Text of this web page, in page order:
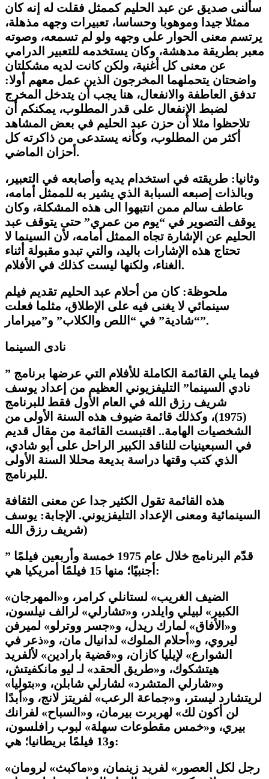
سألنى صديق عن عبد الحليم كممثل فقلت له إنه كان
ممثلا جيدا وموهوبا وحساسا، تعبيرات وجهه مذهلة،
يرتسم معنى الحوار على وجهه ولو لم تسمعه، وصوته
معبر بطريقة مدهشة، وكان يستخدمه للتعبير الدرامي
عن معنى كل أغنية، ولكن كانت لديه مشكلتان
واضحتان يتحملهما المخرجون الذين عمل معهم أولا:
تدفق العاطفة والانفعال، هنا يجب أن يتدخل المخرج
لضبط الإنفعال على قدر المطلوب، يمكنكم أن
تلاحظوا مثلا أن حزن عبد الحليم في بعض المشاهد
أكثر من المطلوب، وكأنه يستدعى من ذاكرته كل
أحزان الماضي.
وثانيا: طريقته في استخدام يديه وأصابعه في التعبير،
وبالذات إصبعه السبابة الذي يشير به للممثل أمامه،
عاطف سالم ممن انتبهوا الى هذه المشكلة، وكان
يوقف التصوير في “يوم من عمري” حتى يتوقف عبد
الحليم عن الإشارة تجاه الممثل أمامه، لأن السينما لا
تحتاج هذه الإشارات باليد، والتي تبدو مقبولة أثناء
الغناء، ولكنها ليست كذلك في الأفلام.
ملحوظة: كان من أحلام عبد الحليم تقديم فيلم
سينمائي لا يغنى فيه على الإطلاق، مثلما فعلت
“شادية” في “اللص والكلاب” و”ميرامار”.
نادى السينما
فيما يلي القائمة الكاملة للأفلام التي عرضها برنامج ”
نادي السينما” التليفزيوني العظيم من إعداد يوسف
شريف رزق الله في العام الأول فقط للبرنامج
(1975)، وكذلك قائمة ضيوف هذه السنة الأولى من
الشخصيات الهامة.. اقتبست القائمة من مقال قديم
في السبعينيات للناقد الكبير الراحل على أبو شادي،
الذي كتب وقتها دراسة بديعة محللا السنة الأولى
للبرنامج.
هذه القائمة تقول الكثير جدا عن معنى الثقافة
السينمائية ومعنى الإعداد التليفزيوني. الإجابة: يوسف
شريف رزق الله)
” قدّم البرنامج خلال عام 1975 خمسة وأربعين فيلمًا
أجنبيًا؛ منها 15 فيلمًا أمريكيا هي:
«الضيف الغريب» لستانلي كرامر، و«المهرجان
الكبير» لبيلي وايلدر، و«تشارلي» لرالف نيلسون،
و«الأفاق» لمارك ريدل، و«جسر ووترلو» لميرفن
ليروي، و«أحلام الملوك» لدانيال مان، و«ذعر في
الشوارع» لإيليا كازان، و«قضية بارادين» لألفريد
هيتشكوك، و«طريق الحقد» لـ ليو مانكفيتش،
و«شارلي المتشرد» لشارلي شابلن، و«بتوليا»
لريتشارد ليستر، و«جماعة الرعب» لفريتز لانج، و«أبدًا
لن أكون لك» لهربرت بيرمان، و«السباح» لفرانك
بيري، و«خمس مقطوعات سهلة» لبوب رافلسون،
و13 فيلمًا بريطانيا؛ هي:
«رجل لكل العصور» لفريد زينمان، و«ماكبث» لرومان